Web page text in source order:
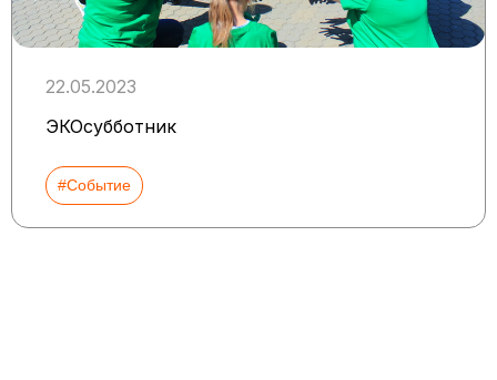
22.05.2023
ЭКОсубботник
#Событие